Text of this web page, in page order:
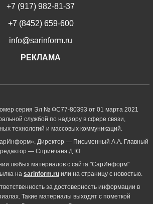
+7 (917) 982-81-37
+7 (8452) 659-600
info@sarinform.ru
РЕКЛАМА
серия Эл № ФС77-80393 от 01 марта 2021
службой по надзору в сфере связи,
технологий и массовых коммуникаций.
Директор — Письменный А.А. Главный
редактор — Спринчанэ Д.Ю.
любых материалов с сайта "СарИнформ"
на sarinform.ru или на страницу с новостью.
за достоверность информации в
Такие материалы выходят с пометкой